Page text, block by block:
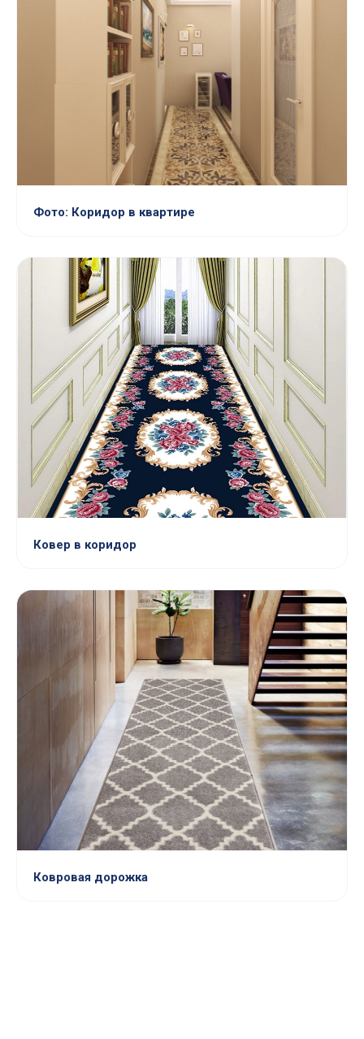
Фото: Коридор в квартире
Ковер в коридор
Ковровая дорожка